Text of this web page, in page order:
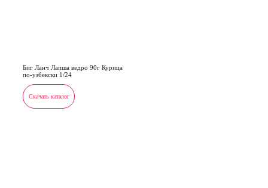
Биг Ланч Лапша ведро 90г Курица
по-узбекски 1/24
Скачать каталог